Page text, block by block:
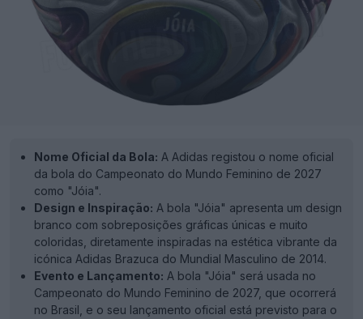
Nome Oficial da Bola: A Adidas registou o nome oficial
da bola do Campeonato do Mundo Feminino de 2027
como "Jóia".
Design e Inspiração: A bola "Jóia" apresenta um design
branco com sobreposições gráficas únicas e muito
coloridas, diretamente inspiradas na estética vibrante da
icónica Adidas Brazuca do Mundial Masculino de 2014.
Evento e Lançamento: A bola "Jóia" será usada no
Campeonato do Mundo Feminino de 2027, que ocorrerá
no Brasil, e o seu lançamento oficial está previsto para o